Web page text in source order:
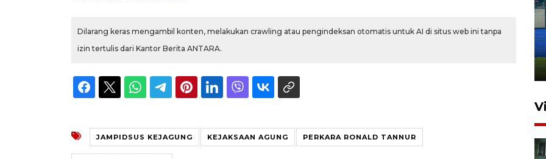
Dilarang keras mengambil konten, melakukan crawling atau pengindeksan otomatis untuk AI di situs web ini tanpa
izin tertulis dari Kantor Berita ANTARA.
JAMPIDSUS KEJAGUNG KEJAKSAAN AGUNG PERKARA RONALD TANNUR
dan manajerial SPPI di